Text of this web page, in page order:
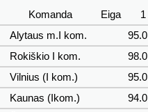
Komanda Eiga 1
Alytaus m.I kom. 95.0
Rokiškio I kom. 98.0
Vilnius (I kom.) 95.0
Kaunas (Ikom.) 94.0